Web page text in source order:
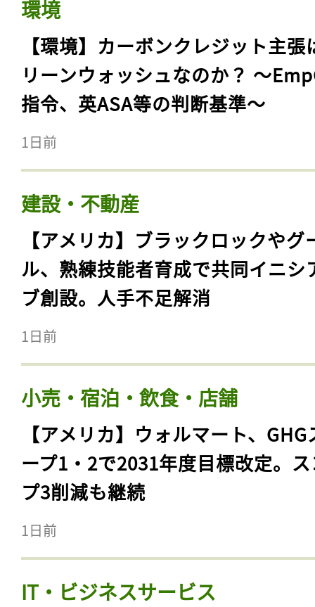
環境
【環境】カーボンクレジット主張
リーンウォッシュなのか？ 〜
指令、英ASA等の判断基準〜
1日前
建設・不動産
【アメリカ】ブラックロックやグ
ル、熟練技能者育成で共同イニシ
ブ創設。人手不足解消
1日前
小売・宿泊・飲食・店舗
【アメリカ】ウォルマート、GHG
ープ1・2で2031年度目標改定。
プ3削減も継続
1日前
IT・ビジネスサービス